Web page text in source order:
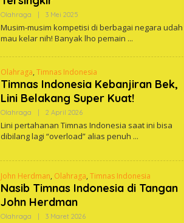
Olahraga 3 Mei 2025Oleh
Musim-musim kompetisi di berbagai negara udah
mau kelar nih! Banyak lho pemain
Olahraga, Timnas Indonesia
Timnas Indonesia Kebanjiran Bek,
Lini Belakang Super Kuat!
Olahraga 2 April 2026Oleh
Lini pertahanan Timnas Indonesia saat ini bisa
dibilang lagi “overload” alias penuh
John Herdman, Olahraga, Timnas Indonesia
Nasib Timnas Indonesia di Tangan
John Herdman
Olahraga 3 Maret 2026Oleh